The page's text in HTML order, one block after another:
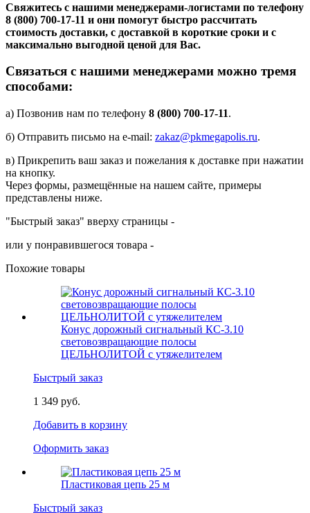
Свяжитесь с нашими менеджерами-логистами по телефону
8 (800) 700-17-11 и они помогут быстро рассчитать
стоимость доставки, с доставкой в короткие сроки и с
максимально выгодной ценой для Вас.
Связаться с нашими менеджерами можно тремя
способами:
а) Позвонив нам по телефону 8 (800) 700-17-11.
б) Отправить письмо на e-mail: zakaz@pkmegapolis.ru.
в) Прикрепить ваш заказ и пожелания к доставке при нажатии
на кнопку.
Через формы, размещённые на нашем сайте, примеры
представлены ниже.
"Быстрый заказ" вверху страницы -
или у понравившегося товара -
Похожие товары
Конус дорожный сигнальный КС-3.10
световозвращающие полосы
ЦЕЛЬНОЛИТОЙ с утяжелителем
Быстрый заказ
1 349 руб.
Добавить в корзину
Оформить заказ
Пластиковая цепь 25 м
Быстрый заказ